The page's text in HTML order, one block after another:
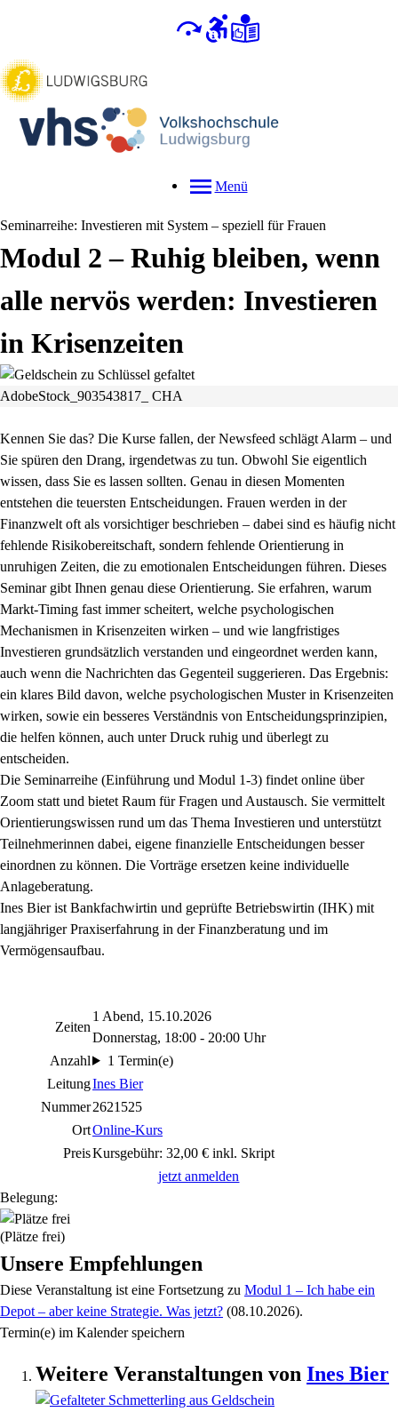
Menü
Seminarreihe: Investieren mit System – speziell für Frauen
Modul 2 – Ruhig bleiben, wenn
alle nervös werden: Investieren
in Krisenzeiten
AdobeStock_903543817_ CHA
Kennen Sie das? Die Kurse fallen, der Newsfeed schlägt Alarm – und
Sie spüren den Drang, irgendetwas zu tun. Obwohl Sie eigentlich
wissen, dass Sie es lassen sollten. Genau in diesen Momenten
entstehen die teuersten Entscheidungen. Frauen werden in der
Finanzwelt oft als vorsichtiger beschrieben – dabei sind es häufig nicht
fehlende Risikobereitschaft, sondern fehlende Orientierung in
unruhigen Zeiten, die zu emotionalen Entscheidungen führen. Dieses
Seminar gibt Ihnen genau diese Orientierung. Sie erfahren, warum
Markt-Timing fast immer scheitert, welche psychologischen
Mechanismen in Krisenzeiten wirken – und wie langfristiges
Investieren grundsätzlich verstanden und eingeordnet werden kann,
auch wenn die Nachrichten das Gegenteil suggerieren. Das Ergebnis:
ein klares Bild davon, welche psychologischen Muster in Krisenzeiten
wirken, sowie ein besseres Verständnis von Entscheidungsprinzipien,
die helfen können, auch unter Druck ruhig und überlegt zu
entscheiden.
Die Seminarreihe (Einführung und Modul 1-3) findet online über
Zoom statt und bietet Raum für Fragen und Austausch. Sie vermittelt
Orientierungswissen rund um das Thema Investieren und unterstützt
Teilnehmerinnen dabei, eigene finanzielle Entscheidungen besser
einordnen zu können. Die Vorträge ersetzen keine individuelle
Anlageberatung.
Ines Bier ist Bankfachwirtin und geprüfte Betriebswirtin (IHK) mit
langjähriger Praxiserfahrung in der Finanzberatung und im
Vermögensaufbau.
Zeiten
1 Abend, 15.10.2026
Donnerstag, 18:00 - 20:00 Uhr
Anzahl
1 Termin(e)
LeitungInes Bier
Nummer2621525
OrtOnline-Kurs
PreisKursgebühr: 32,00 € inkl. Skript
jetzt anmelden
Belegung:
(Plätze frei)
Unsere Empfehlungen
Diese Veranstaltung ist eine Fortsetzung zu Modul 1 – Ich habe ein
Depot – aber keine Strategie. Was jetzt? (08.10.2026).
Termin(e) im Kalender speichern
Weitere Veranstaltungen von Ines Bier